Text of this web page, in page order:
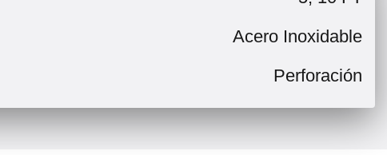
Acero Inoxidable
Perforación